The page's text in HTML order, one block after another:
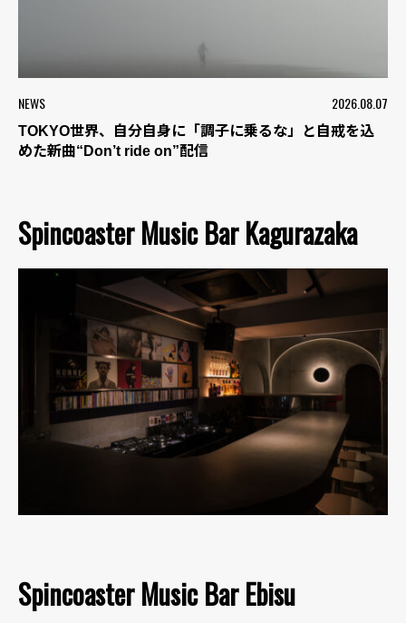
NEWS 2026.08.07
TOKYO世界、自分自身に「調子に乗るな」と自戒を込
めた新曲“Don’t ride on”配信
Spincoaster Music Bar Kagurazaka
Spincoaster Music Bar Ebisu